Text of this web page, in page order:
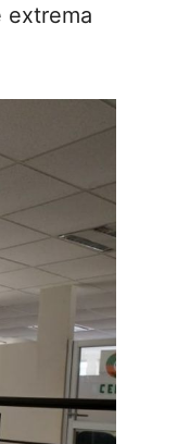
extrema